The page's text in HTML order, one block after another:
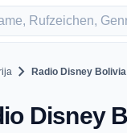
chevron_right Radio Disney Bolivia